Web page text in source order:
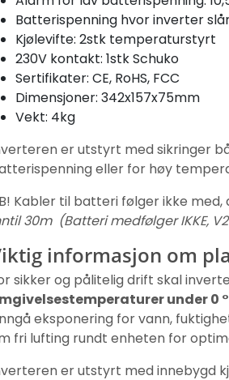
Batterispenning hvor inverter slår
Kjølevifte: 2stk temperaturstyrt
230V kontakt: 1stk Schuko
Sertifikater: CE, RoHS, FCC
Dimensjoner: 342x157x75mm
Vekt: 4kg
er utstyrt med sikringer
eller for høy
Kabler til batteri følger ikke
30m (Batteri medfølger IKKE,
informasjon om
sikker og pålitelig drift skal
under 0
eksponering for vann,
fri lufting rundt enheten for
er utstyrt med innebygd